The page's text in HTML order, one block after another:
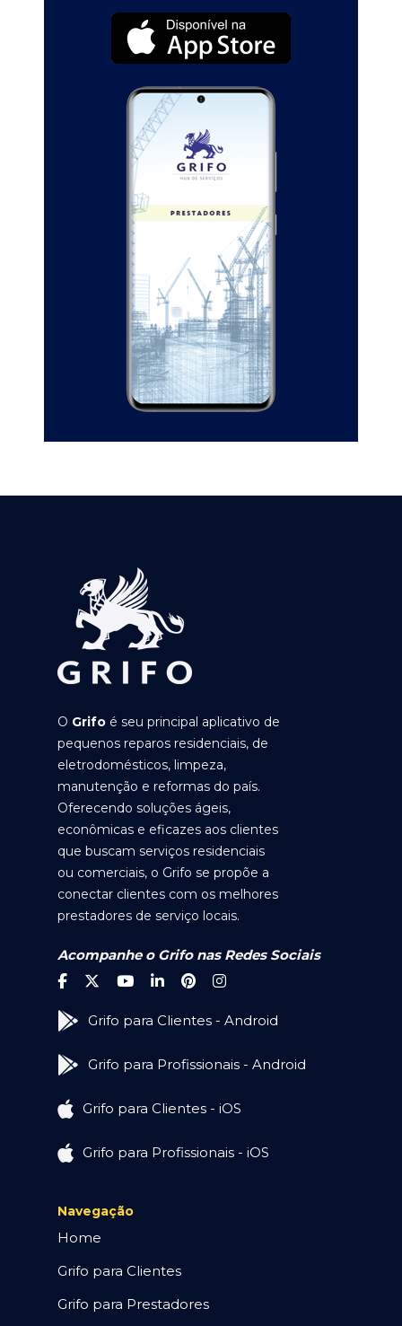
O Grifo é seu principal aplicativo de
pequenos reparos residenciais, de
eletrodomésticos, limpeza,
manutenção e reformas do país.
Oferecendo soluções ágeis,
econômicas e eficazes aos clientes
que buscam serviços residenciais
ou comerciais, o Grifo se propõe a
conectar clientes com os melhores
prestadores de serviço locais.
Acompanhe o Grifo nas Redes Sociais
Grifo para Clientes - Android
Grifo para Profissionais - Android
Grifo para Clientes - iOS
Grifo para Profissionais - iOS
Navegação
Home
Grifo para Clientes
Grifo para Prestadores